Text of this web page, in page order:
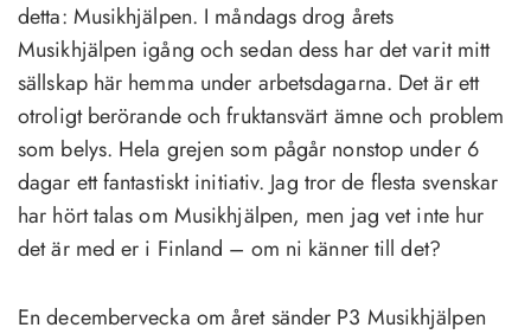
detta: Musikhjälpen. I måndags drog årets
Musikhjälpen igång och sedan dess har det varit mitt
sällskap här hemma under arbetsdagarna. Det är ett
otroligt berörande och fruktansvärt ämne och problem
som belys. Hela grejen som pågår nonstop under 6
dagar ett fantastiskt initiativ. Jag tror de flesta svenskar
har hört talas om Musikhjälpen, men jag vet inte hur
det är med er i Finland – om ni känner till det?
En decembervecka om året sänder P3 Musikhjälpen